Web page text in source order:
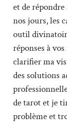
et de
nos jours, les
outil
réponses à
clarifier ma
des solutions
de tarot et je
problème et